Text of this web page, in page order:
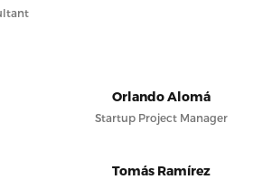
Orlando Alomá
Startup Project Manager
Tomás Ramírez